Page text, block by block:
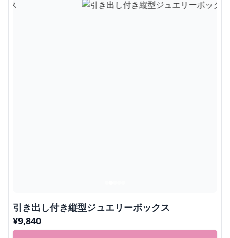
引き出し付き縦型ジュエリーボックス
¥9,840